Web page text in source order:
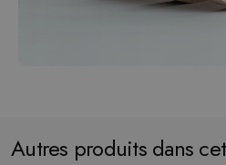
Autres produits dans